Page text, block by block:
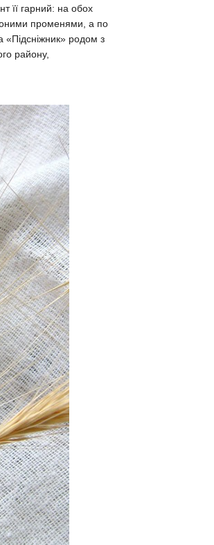
її гарний: на обох
променями, а по
«Підсніжник» родом з
району,